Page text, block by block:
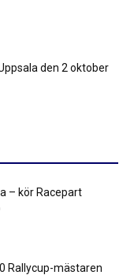
den 2 oktober
– kör Racepart
Rallycup-mästaren